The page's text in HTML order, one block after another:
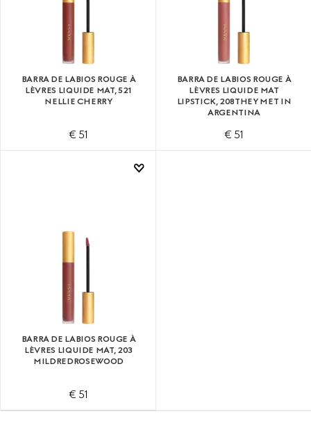
BARRA DE LABIOS ROUGE À
LÈVRES LIQUIDE MAT, 521​
NELLIE CHERRY
€ 51
BARRA DE LABIOS ROUGE À
LÈVRES LIQUIDE MAT
LIPSTICK, 208​THEY MET IN
ARGENTINA
€ 51
BARRA DE LABIOS ROUGE À
LÈVRES LIQUIDE MAT, 203
MILDRED​ROSEWOOD
€ 51